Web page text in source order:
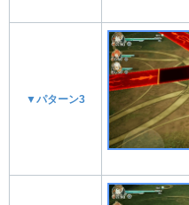
▼パターン3